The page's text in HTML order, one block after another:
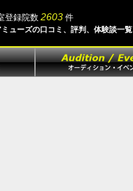
登録院数 2603件
ューズの口コミ、評判、体験談一覧